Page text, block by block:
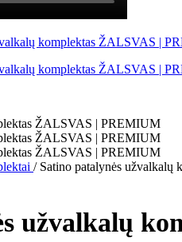
/ Satino patalynės
užvalkalų